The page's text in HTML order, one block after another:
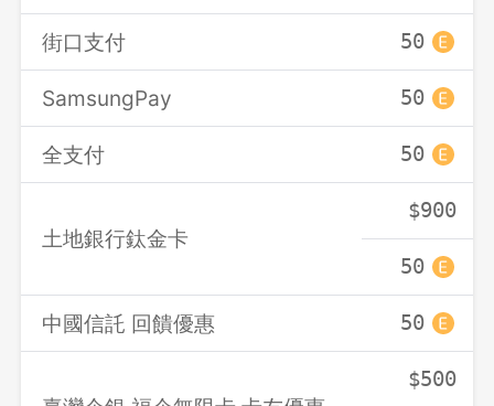
街口支付 50
SamsungPay 50
全支付 50
土地銀行鈦金卡
$900
50
中國信託 回饋優惠 50
$500